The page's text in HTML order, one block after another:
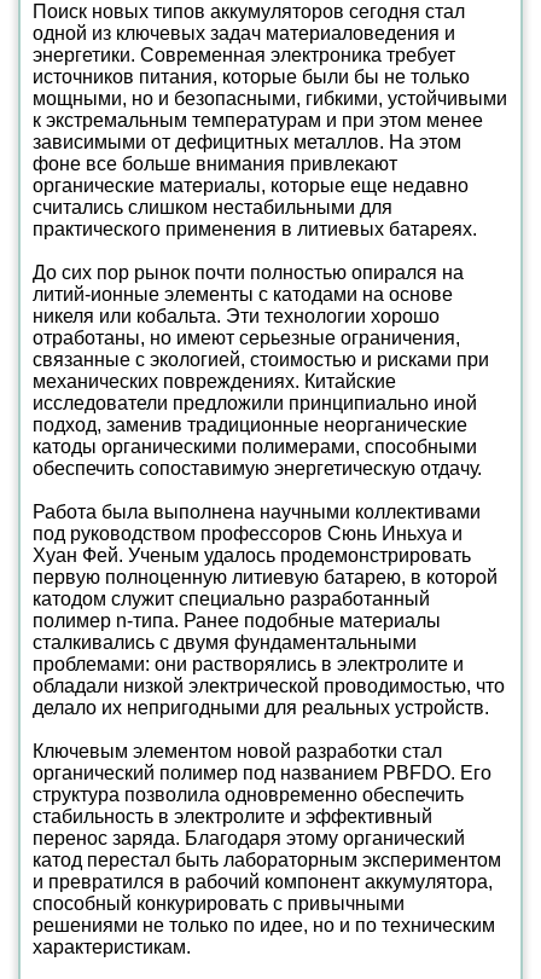
Поиск новых типов аккумуляторов сегодня стал
одной из ключевых задач материаловедения и
энергетики. Современная электроника требует
источников питания, которые были бы не только
мощными, но и безопасными, гибкими, устойчивыми
к экстремальным температурам и при этом менее
зависимыми от дефицитных металлов. На этом
фоне все больше внимания привлекают
органические материалы, которые еще недавно
считались слишком нестабильными для
практического применения в литиевых батареях.
До сих пор рынок почти полностью опирался на
литий-ионные элементы с катодами на основе
никеля или кобальта. Эти технологии хорошо
отработаны, но имеют серьезные ограничения,
связанные с экологией, стоимостью и рисками при
механических повреждениях. Китайские
исследователи предложили принципиально иной
подход, заменив традиционные неорганические
катоды органическими полимерами, способными
обеспечить сопоставимую энергетическую отдачу.
Работа была выполнена научными коллективами
под руководством профессоров Сюнь Иньхуа и
Хуан Фей. Ученым удалось продемонстрировать
первую полноценную литиевую батарею, в которой
катодом служит специально разработанный
полимер n-типа. Ранее подобные материалы
сталкивались с двумя фундаментальными
проблемами: они растворялись в электролите и
обладали низкой электрической проводимостью, что
делало их непригодными для реальных устройств.
Ключевым элементом новой разработки стал
органический полимер под названием PBFDO. Его
структура позволила одновременно обеспечить
стабильность в электролите и эффективный
перенос заряда. Благодаря этому органический
катод перестал быть лабораторным экспериментом
и превратился в рабочий компонент аккумулятора,
способный конкурировать с привычными
решениями не только по идее, но и по техническим
характеристикам.